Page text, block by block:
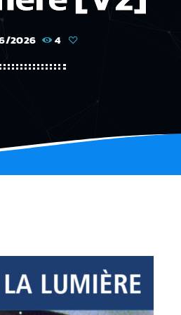
2026 4